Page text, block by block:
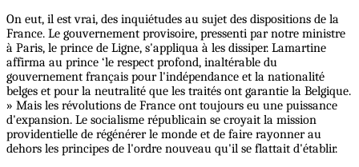
On eut, il est vrai, des inquiétudes au sujet des dispositions de la
France. Le gouvernement provisoire, pressenti par notre ministre
à Paris, le prince de Ligne, s'appliqua à les dissiper. Lamartine
affirma au prince ‘le respect profond, inaltérable du
gouvernement français pour l'indépendance et la nationalité
belges et pour la neutralité que les traités ont garantie la Belgique.
» Mais les révolutions de France ont toujours eu une puissance
d'expansion. Le socialisme républicain se croyait la mission
providentielle de régénérer le monde et de faire rayonner au
dehors les principes de l'ordre nouveau qu'il se flattait d'établir.